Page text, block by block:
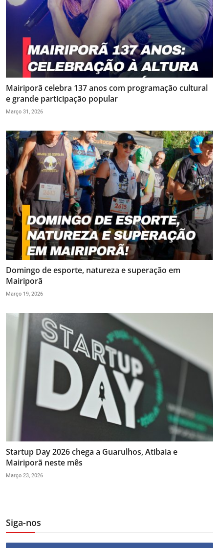
Mairiporã celebra 137 anos com programação cultural
e grande participação popular
Março 31, 2026
Domingo de esporte, natureza e superação em
Mairiporã
Março 19, 2026
Startup Day 2026 chega a Guarulhos, Atibaia e
Mairiporã neste mês
Março 23, 2026
Siga-nos